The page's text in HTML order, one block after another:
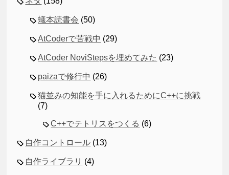
蟻本読書会 (50)
AtCoderで苦戦中 (29)
AtCoder NoviStepsを埋めてみた (23)
paizaで修行中 (26)
猫並みの知能を手に入れるためにC++に挑戦
(7)
C++でテトリスをつくる (6)
自作コントロール (13)
自作ライブラリ (4)